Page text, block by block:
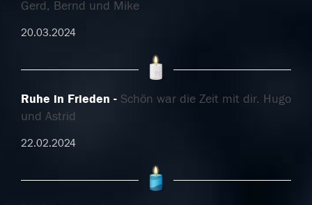
Gerd, Bernd und Mike
20.03.2024
Ruhe in Frieden
Schön war die Zeit mit dir. Hugo
und Astrid
22.02.2024